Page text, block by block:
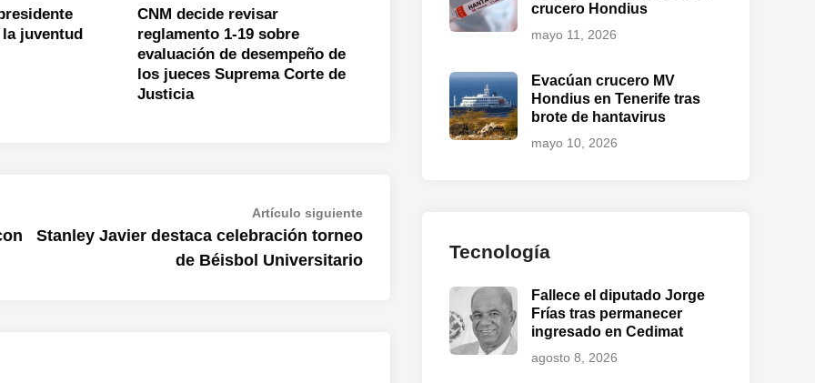
la juventud
CNM decide revisar
reglamento 1-19 sobre
evaluación de desempeño de
los jueces Suprema Corte de
Justicia
Artículo siguienteArtículo
siguiente:
Stanley Javier destaca celebración torneo
de Béisbol Universitario
crucero Hondius
mayo 11, 2026
Evacúan crucero MV
Hondius en Tenerife tras
brote de hantavirus
mayo 10, 2026
Tecnología
Fallece el diputado Jorge
Frías tras permanecer
ingresado en Cedimat
agosto 8, 2026